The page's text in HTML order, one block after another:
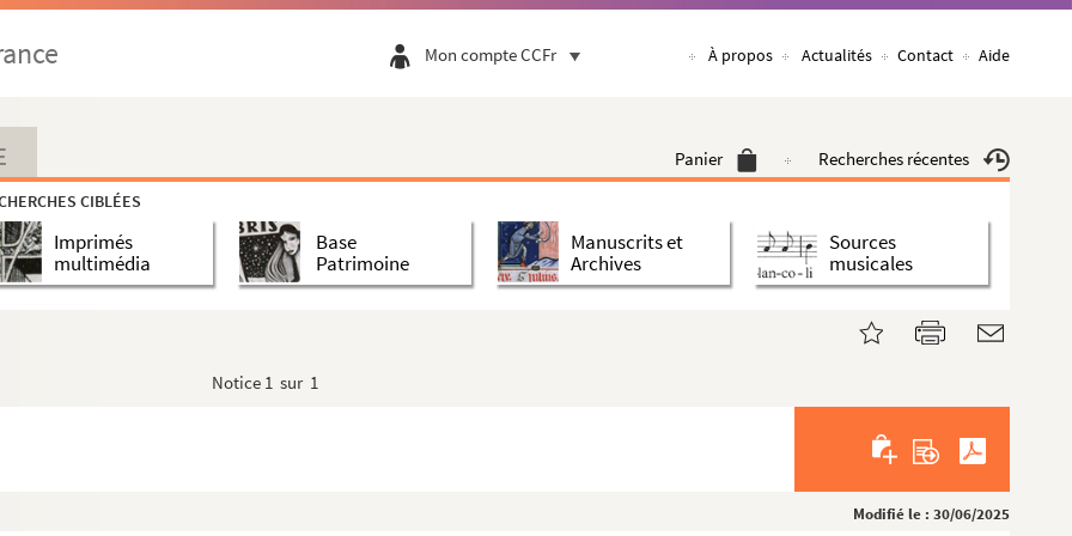
Mon compte CCFr À propos Actualités Contact Aide
Panier Recherches récentes
CIBLÉES
Imprimés
multimédia
Base
Patrimoine
Manuscrits et
Archives
Sources
musicales
Notice 1 sur 1
Modifié le : 30/06/2025